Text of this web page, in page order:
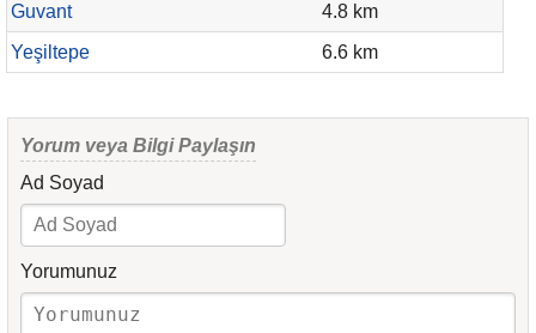
Guvant
4.8 km
Yeşiltepe
6.6 km
Yorum veya Bilgi Paylaşın
Ad Soyad
Yorumunuz